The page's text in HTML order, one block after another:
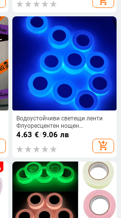
джанта знак предупредителен
Водоустойчиви светещи ленти
Флуоресцентен нощен
самозалепващ предупредителен
4.63 €/9.06 лв
add_shopping_cart